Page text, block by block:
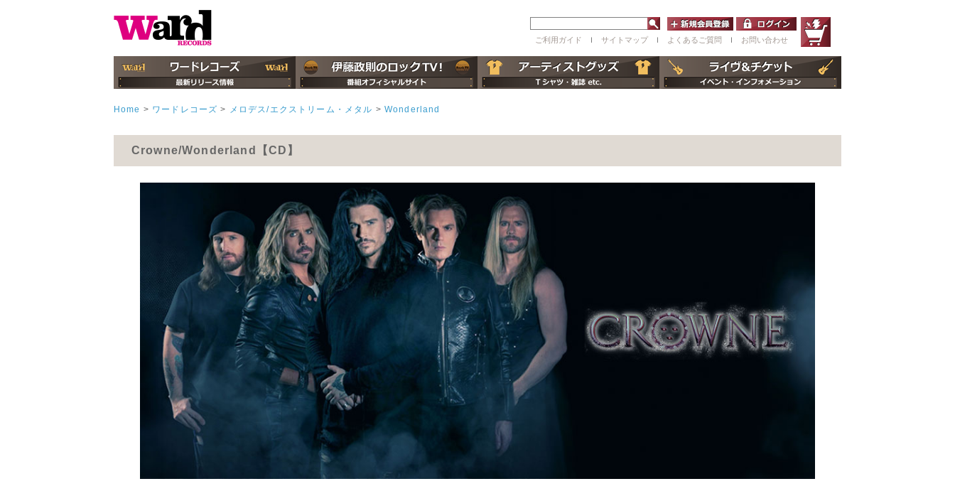
ご利用ガイド ｌ サイトマップ ｌ よくあるご質問 ｌ お問い合わせ
Home > ワードレコーズ > メロデス/エクストリーム・メタル > Wonderland
Crowne/Wonderland【CD】